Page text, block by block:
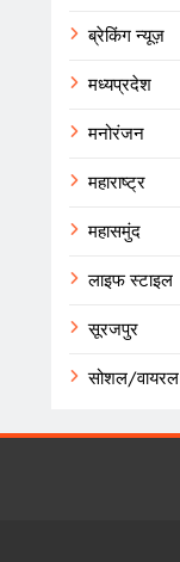
ब्रेकिंग न्यूज़
मध्यप्रदेश
मनोरंजन
महाराष्ट्र
महासमुंद
लाइफ स्टाइल
सूरजपुर
सोशल/वायरल